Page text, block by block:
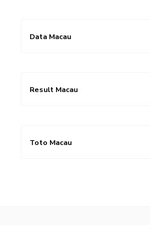
Data Macau
Result Macau
Toto Macau